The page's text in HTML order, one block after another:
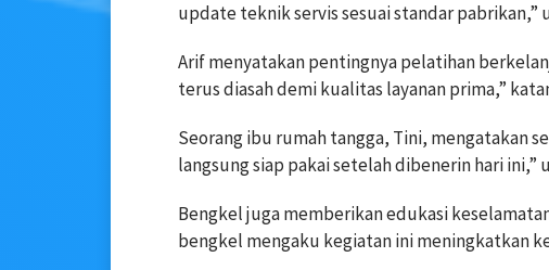
update teknik servis sesuai standar pabrikan,”
Arif menyatakan pentingnya pelatihan
terus diasah demi kualitas layanan prima,”
Seorang ibu rumah tangga, Tini, mengatakan
langsung siap pakai setelah dibenerin hari ini,”
Bengkel juga memberikan edukasi
bengkel mengaku kegiatan ini meningkatkan